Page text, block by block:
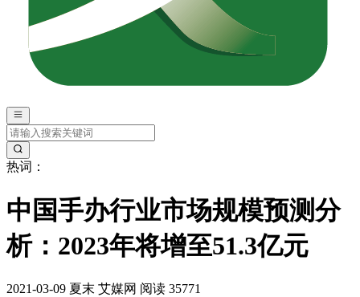
热词：
中国手办行业市场规模预测分
析：2023年将增至51.3亿元
2021-03-09 夏末 艾媒网 阅读 35771